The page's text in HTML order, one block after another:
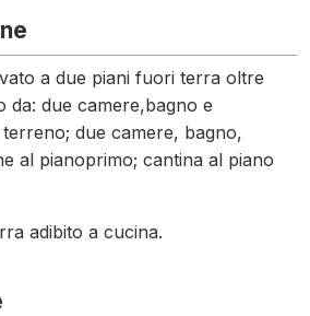
a due piani fuori terra oltre
da: due camere,bagno e
due camere, bagno,
al pianoprimo; cantina al piano
adibito a cucina.